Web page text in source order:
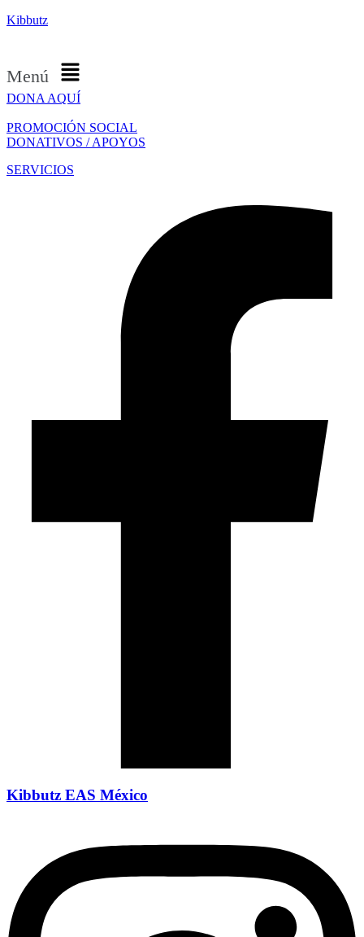
Kibbutz
Menú
DONA AQUÍ
PROMOCIÓN SOCIAL
DONATIVOS / APOYOS
SERVICIOS
Kibbutz EAS México